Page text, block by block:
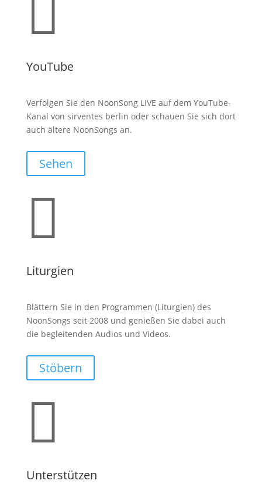

YouTube
Verfolgen Sie den NoonSong LIVE auf dem YouTube-
Kanal von sirventes berlin oder schauen Sie sich dort
auch ältere NoonSongs an.
Sehen

Liturgien
Blättern Sie in den Programmen (Liturgien) des
NoonSongs seit 2008 und genießen Sie dabei auch
die begleitenden Audios und Videos.
Stöbern

Unterstützen